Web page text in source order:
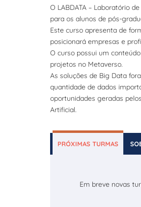
O LABDATA – Laboratório
para os alunos de pós-
Este curso apresenta de
posicionará empresas e
O curso possui um
projetos no Metaverso.
As soluções de Big Data
quantidade de dados
oportunidades geradas
Artificial.
PRÓXIMAS TURMAS
Em breve novas